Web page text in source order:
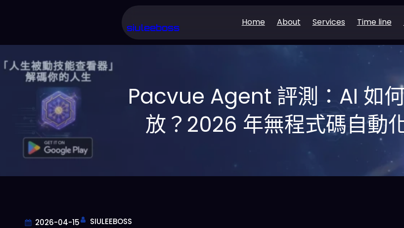
主
要
siuleeboss Home About Services Time line
Pacvue Agent 評測：AI 如
放？2026 年無程式碼自動
2026-04-15 SIULEEBOSS